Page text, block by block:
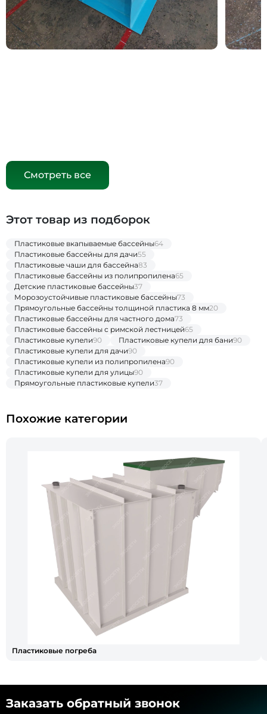
Смотреть все
Этот товар из подборок
Пластиковые вкапываемые бассейны64
Пластиковые бассейны для дачи55
Пластиковые чаши для бассейна83
Пластиковые бассейны из полипропилена65
Детские пластиковые бассейны37
Морозоустойчивые пластиковые бассейны73
Прямоугольные бассейны толщиной пластика 8 мм20
Пластиковые бассейны для частного дома73
Пластиковые бассейны с римской лестницей65
Пластиковые купели90 Пластиковые купели для бани90
Пластиковые купели для дачи90
Пластиковые купели из полипропилена90
Пластиковые купели для улицы90
Прямоугольные пластиковые купели37
Похожие категории
Пластиковые погреба
Заказать обратный звонок